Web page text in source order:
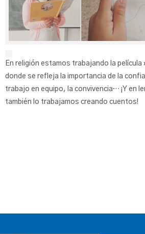
En religión estamos trabajando la película
donde se refleja la importancia de la
trabajo en equipo, la convivencia… ¡Y en
también lo trabajamos creando cuentos!